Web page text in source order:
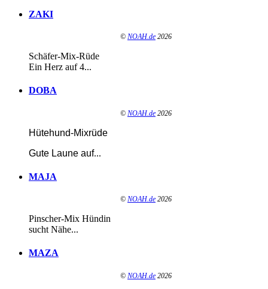
ZAKI
© NOAH.de 2026
Schäfer-Mix-Rüde
Ein Herz auf 4...
DOBA
© NOAH.de 2026
Hütehund-Mixrüde
Gute Laune auf...
MAJA
© NOAH.de 2026
Pinscher-Mix Hündin
sucht Nähe...
MAZA
© NOAH.de 2026